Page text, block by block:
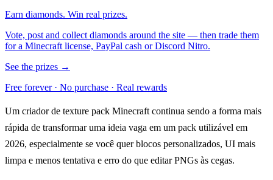
Earn diamonds. Win real prizes.
Vote, post and collect diamonds around the site — then trade them
for a Minecraft license, PayPal cash or Discord Nitro.
See the prizes →
Free forever · No purchase · Real rewards
Um criador de texture pack Minecraft continua sendo a forma mais
rápida de transformar uma ideia vaga em um pack utilizável em
2026, especialmente se você quer blocos personalizados, UI mais
limpa e menos tentativa e erro do que editar PNGs às cegas.